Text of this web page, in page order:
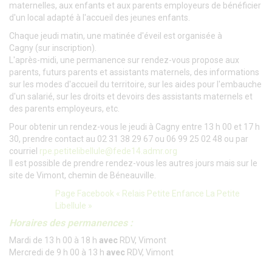
maternelles, aux enfants et aux parents employeurs de bénéficier
d'un local adapté à l'accueil des jeunes enfants.
Chaque jeudi matin, une matinée d'éveil est organisée à
Cagny (sur inscription).
L'après-midi, une permanence sur rendez-vous propose aux
parents, futurs parents et assistants maternels, des informations
sur les modes d'accueil du territoire, sur les aides pour l'embauche
d'un salarié, sur les droits et devoirs des assistants maternels et
des parents employeurs, etc.
Pour obtenir un rendez-vous le jeudi à Cagny entre 13 h 00 et 17 h
30, prendre contact au 02 31 38 29 67 ou 06 99 25 02 48 ou par
courriel rpe.petitelibellule@fede14.admr.org
Il est possible de prendre rendez-vous les autres jours mais sur le
site de Vimont, chemin de Béneauville.
Page Facebook « Relais Petite Enfance La Petite
Libellule »
Horaires des permanences :
Mardi de 13 h 00 à 18 h avec RDV, Vimont
Mercredi de 9 h 00 à 13 h avec RDV, Vimont